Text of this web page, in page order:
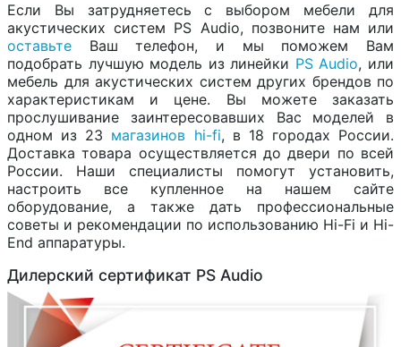
Если Вы затрудняетесь с выбором мебели для
акустических систем PS Audio, позвоните нам или
оставьте Ваш телефон, и мы поможем Вам
подобрать лучшую модель из линейки PS Audio, или
мебель для акустических систем других брендов по
характеристикам и цене. Вы можете заказать
прослушивание заинтересовавших Вас моделей в
одном из 23 магазинов hi-fi, в 18 городах России.
Доставка товара осуществляется до двери по всей
России. Наши специалисты помогут установить,
настроить все купленное на нашем сайте
оборудование, а также дать профессиональные
советы и рекомендации по использованию Hi-Fi и Hi-
End аппаратуры.
Дилерский сертификат PS Audio